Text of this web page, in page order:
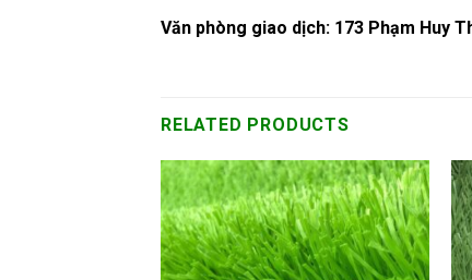
Văn phòng giao dịch: 173 Phạm Huy
RELATED PRODUCTS